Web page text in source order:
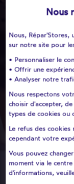
Les experts du volet
Nous
Nous, Répar'Stores,
sur notre site pour
• Personnaliser le
• Offrir une
• Analyser notre
Nous respectons
choisir d'accepter,
types de cookies ou
Le refus des
cependant votre
Vous pouvez
moment via le
d'informations,